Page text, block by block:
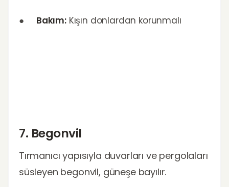
● Bakım:Kışın donlardan korunmalı
7. Begonvil
Tırmanıcı yapısıyla duvarları ve pergolaları
süsleyen begonvil, güneşe bayılır.